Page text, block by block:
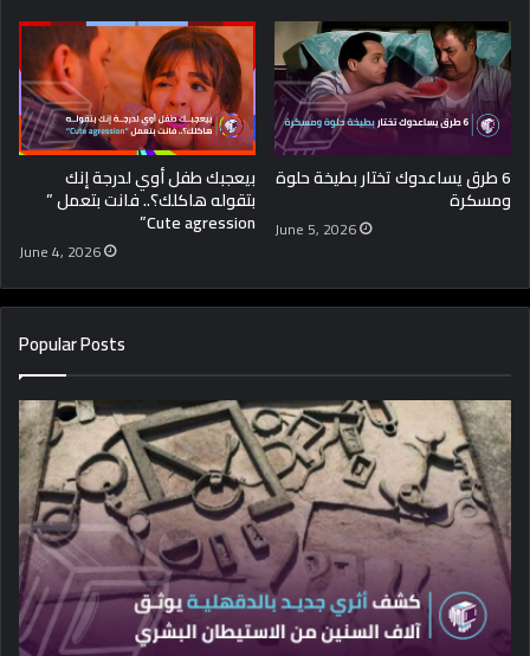
6 طرق يساعدوك تختار بطيخة حلوة
ومسكرة
June 5, 2026
بيعجبك طفل أوي لدرجة إنك
بتقوله هاكلك؟.. فانت بتعمل ”
Cute agression”
June 4, 2026
Popular Posts